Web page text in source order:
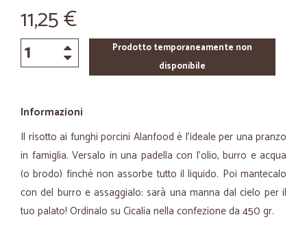
11,25 €
Prodotto temporaneamente non
disponibile
Informazioni
Il risotto ai funghi porcini Alanfood è l'ideale per una pranzo
in famiglia. Versalo in una padella con l'olio, burro e acqua
(o brodo) finché non assorbe tutto il liquido. Poi mantecalo
con del burro e assaggialo: sarà una manna dal cielo per il
tuo palato! Ordinalo su Cicalia nella confezione da 450 gr.